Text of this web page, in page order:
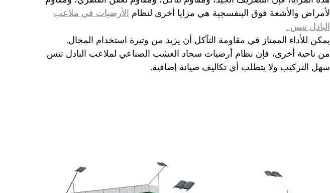
لأمراض والأشعة فوق البنفسجية هي مزايا أخرى لنظام الأرضيات في ملاعب
البادل تنس .
يمكن للأداء الممتاز في مقاومة التآكل أن يزيد من وتيرة استخدام المجال.
من ناحية أخرى، فإن نظام أرضيات سجاد العشب الصناعي لملاعب البادل تنس
سهل التركيب ولا يتطلب أي تكاليف صيانة إضافية.